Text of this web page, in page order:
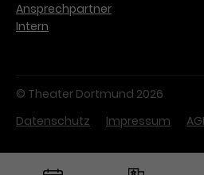
Ansprechpartner
Intern
© Theater Dortmund 2026
Datenschutz
Impressum